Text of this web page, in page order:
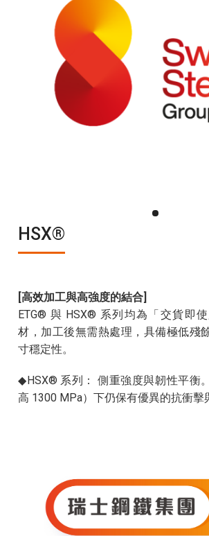
HSX®
[高效加工與高強度的結合]
ETG® 與 HSX® 系列均為「交貨即
材，加工後無需熱處理，具備極低殘
寸穩定性。
◆HSX® 系列： 側重強度與韌性平衡
高 1300 MPa）下仍保有優異的抗衝擊